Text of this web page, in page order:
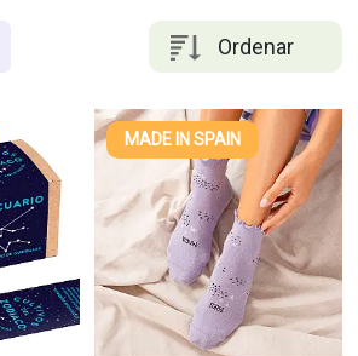
Ordenar
MADE IN SPAIN